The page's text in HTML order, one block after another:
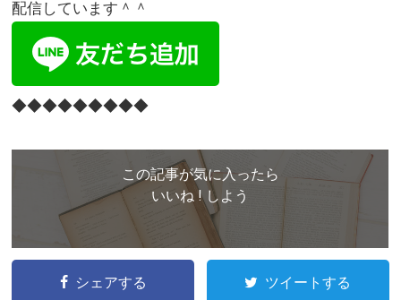
配信しています＾＾
◆◆◆◆◆◆◆◆◆
この記事が気に入ったら
いいね ! しよう
シェアする ツイートする